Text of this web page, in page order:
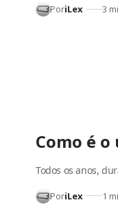
PoriLex 3
Como é
Todos os anos,
PoriLex 1